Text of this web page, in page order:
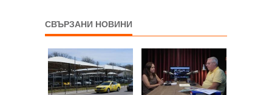
СВЪРЗАНИ НОВИНИ